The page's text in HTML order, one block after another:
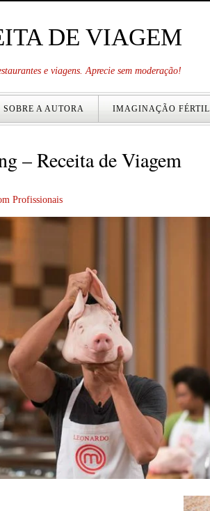
DE VIAGEM
e viagens. Aprecie sem moderação!
SOBRE A AUTORA IMAGINAÇÃO FÉRTIL
– Receita de Viagem
Profissionais